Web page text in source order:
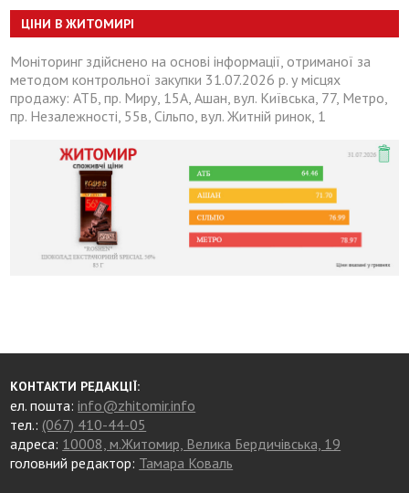
ЦІНИ В ЖИТОМИРІ
Моніторинг здійснено на основі інформації, отриманої за
методом контрольної закупки 31.07.2026 р. у місцях
продажу: АТБ, пр. Миру, 15А, Ашан, вул. Київська, 77, Метро,
пр. Незалежності, 55в, Сільпо, вул. Житній ринок, 1
КОНТАКТИ РЕДАКЦІЇ:
ел. пошта:info@zhitomir.info
тел.: (067) 410-44-05
адреса: 10008, м.Житомир, Велика Бердичівська, 19
головний редактор: Тамара Коваль